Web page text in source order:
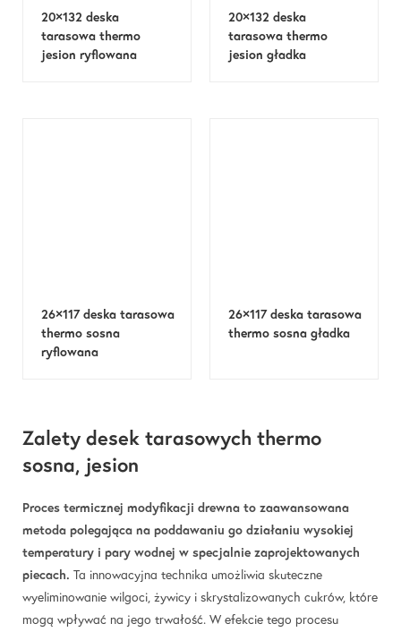
20×132 deska
tarasowa thermo
jesion ryflowana
20×132 deska
tarasowa thermo
jesion gładka
26×117 deska tarasowa
thermo sosna
ryflowana
26×117 deska tarasowa
thermo sosna gładka
Zalety desek tarasowych thermo
sosna, jesion
Proces termicznej modyfikacji drewna to zaawansowana
metoda polegająca na poddawaniu go działaniu wysokiej
temperatury i pary wodnej w specjalnie zaprojektowanych
piecach. Ta innowacyjna technika umożliwia skuteczne
wyeliminowanie wilgoci, żywicy i skrystalizowanych cukrów, które
mogą wpływać na jego trwałość. W efekcie tego procesu